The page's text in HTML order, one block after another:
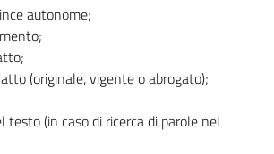
autonome;
(originale, vigente o abrogato);
testo (in caso di ricerca di parole nel